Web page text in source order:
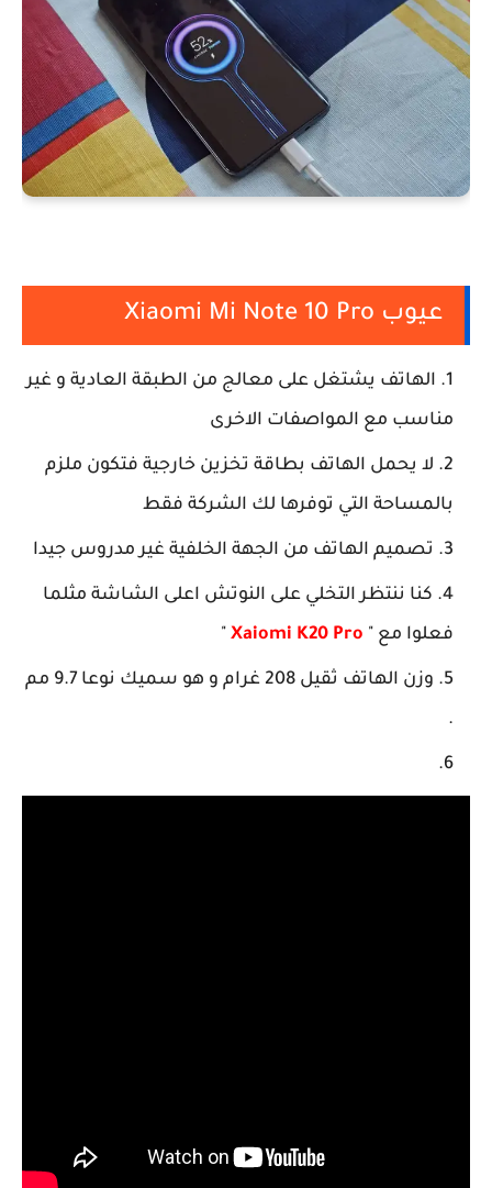
عيوب Xiaomi Mi Note 10 Pro
الهاتف يشتغل على معالج من الطبقة العادية و غير
مناسب مع المواصفات الاخرى
لا يحمل الهاتف بطاقة تخزين خارجية فتكون ملزم
بالمساحة التي توفرها لك الشركة فقط
تصميم الهاتف من الجهة الخلفية غير مدروس جيدا
كنا ننتظر التخلي على النوتش اعلى الشاشة مثلما
فعلوا مع " Xaiomi K20 Pro
"
وزن الهاتف ثقيل 208 غرام و هو سميك نوعا 9.7 مم
.